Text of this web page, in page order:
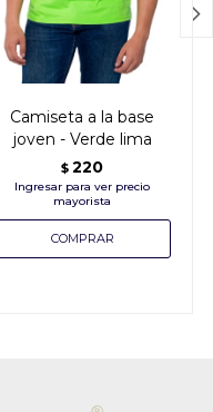
Camiseta a la base
joven - Verde lima
$ 220
